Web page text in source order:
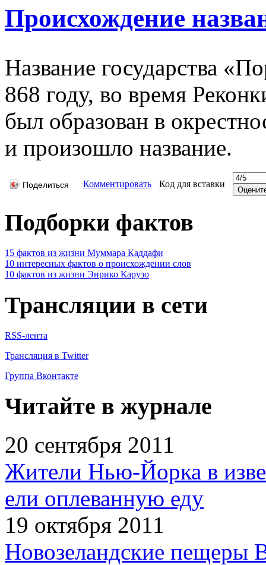
Происхождение
Название государства
868 году, во время
был образован в
и произошло название.
Поделиться Комментировать Код для вставки
Подборки фактов
15 фактов из жизни Муммара Каддафи
10 интересных фактов о происхождении слов
10 фактов из жизни Энрико Карузо
Трансляции в сети
RSS-лента
Трансляция в Twitter
Группа Вконтакте
Читайте в журнале
20 сентября 2011
Жители Нью-Йорка в
ели оплеванную еду
19 октября 2011
Новозеландские пещеры